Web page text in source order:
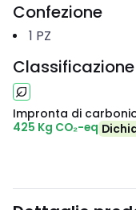
Confezione
1 PZ
Impronta di
425 Kg CO₂-eq